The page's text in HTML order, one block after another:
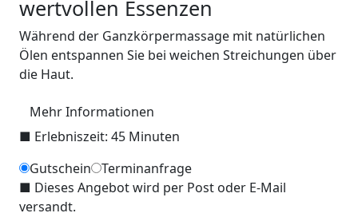
wertvollen Essenzen
Während der Ganzkörpermassage mit natürlichen
Ölen entspannen Sie bei weichen Streichungen über
die Haut.
Mehr Informationen
■ Erlebniszeit: 45 Minuten
Gutschein
Terminanfrage
■ Dieses Angebot wird per Post oder E-Mail
versandt.